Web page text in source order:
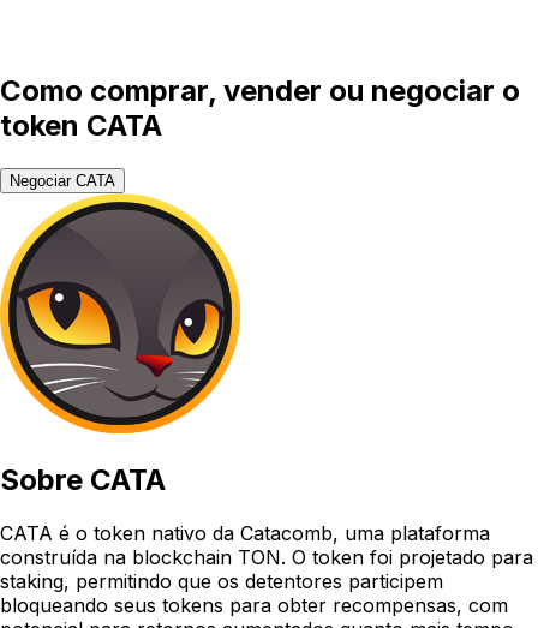
Como comprar, vender ou negociar o
token CATA
Negociar CATA
Sobre CATA
CATA é o token nativo da Catacomb, uma plataforma
construída na blockchain TON. O token foi projetado para
staking, permitindo que os detentores participem
bloqueando seus tokens para obter recompensas, com